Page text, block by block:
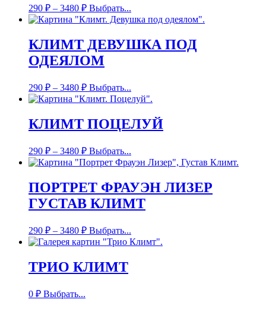
290 ₽ – 3480 ₽ Выбрать...
КЛИМТ ДЕВУШКА ПОД
ОДЕЯЛОМ
290 ₽ – 3480 ₽ Выбрать...
КЛИМТ ПОЦЕЛУЙ
290 ₽ – 3480 ₽ Выбрать...
ПОРТРЕТ ФРАУЭН ЛИЗЕР
ГУСТАВ КЛИМТ
290 ₽ – 3480 ₽ Выбрать...
ТРИО КЛИМТ
0 ₽ Выбрать...